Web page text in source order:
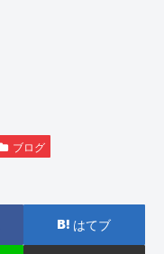
ブログ
はてブ